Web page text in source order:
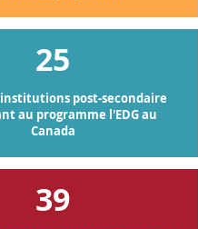
25
post-secondaire
au programme l'EDG au
Canada
39